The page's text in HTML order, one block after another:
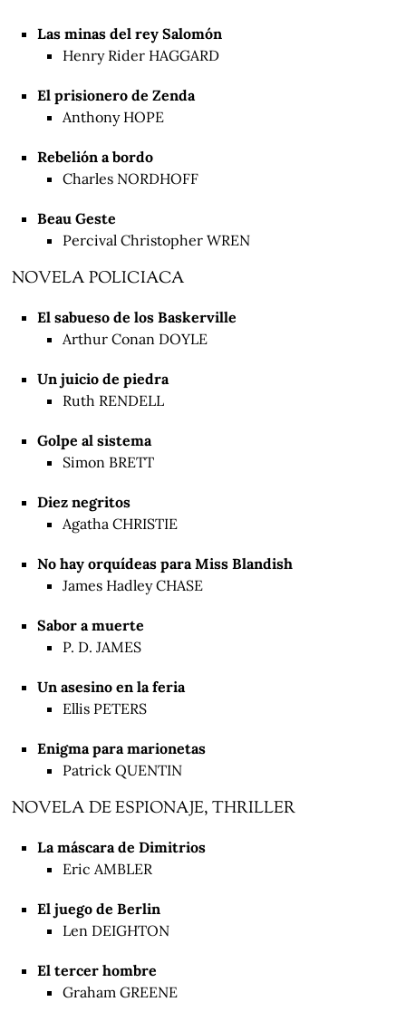
Las minas del rey Salomón
Henry Rider HAGGARD
El prisionero de Zenda
Anthony HOPE
Rebelión a bordo
Charles NORDHOFF
Beau Geste
Percival Christopher WREN
NOVELA POLICIACA
El sabueso de los Baskerville
Arthur Conan DOYLE
Un juicio de piedra
Ruth RENDELL
Golpe al sistema
Simon BRETT
Diez negritos
Agatha CHRISTIE
No hay orquídeas para Miss Blandish
James Hadley CHASE
Sabor a muerte
P. D. JAMES
Un asesino en la feria
Ellis PETERS
Enigma para marionetas
Patrick QUENTIN
NOVELA DE ESPIONAJE, THRILLER
La máscara de Dimitrios
Eric AMBLER
El juego de Berlin
Len DEIGHTON
El tercer hombre
Graham GREENE